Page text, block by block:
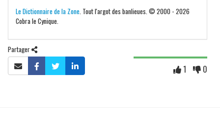
Le Dictionnaire de la Zone . Tout l'argot des banlieues. © 2000 - 2026
Cobra le Cynique.
Partager
1 0